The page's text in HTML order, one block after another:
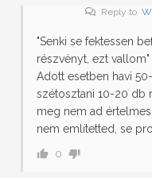
Reply to
"Senki se fektessen
részvényt, ezt vallom"
Adott esetben havi
szétosztani 10-20 db
meg nem ad
nem említetted, se
0